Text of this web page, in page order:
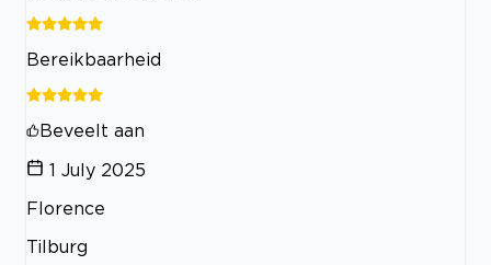
Bereikbaarheid
Beveelt aan
1 July 2025
Florence
Tilburg